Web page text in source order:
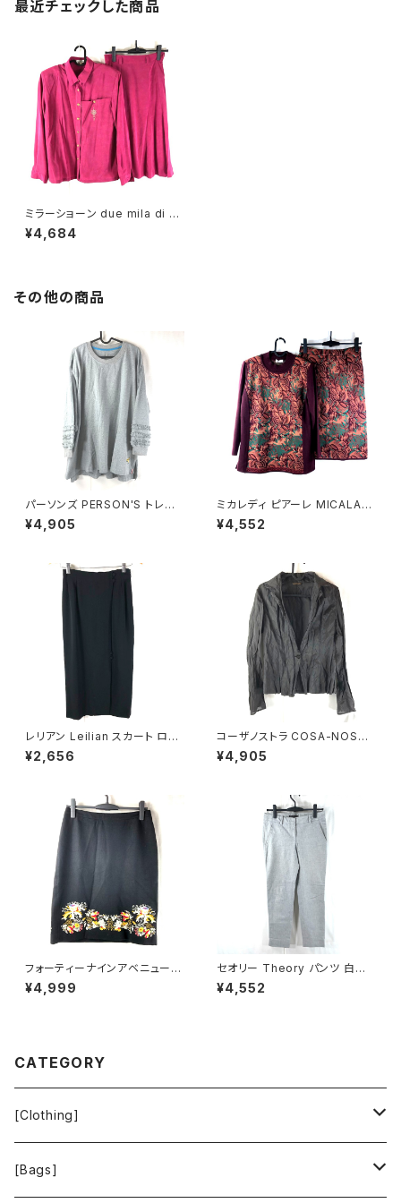
最近チェックした商品
ミラーショーン due mila di mi
la schon セットアップ ロングス
カート 金ボタン ワンポイント 赤
¥4,684
その他の商品
パーソンズ PERSON'S トレー
ナー 綿100％ ロゴ刺繡 袖フリ
ル スリット グレー LLサイズ 92
¥4,905
ミカレディ ピアーレ MICALAD
Y piare セットアップ ニット 花
柄 肩パッド ボルドー系 Mサイズ
¥4,552
レリアン Leilian スカート ロン
グ スリット 裏地付き 日本製 サ
イドファスナー 黒 9サイズ 929
¥2,656
コーザノストラ COSA-NOSTR
A カットソー 長袖 シースルー
絹 スリット袖 濃ブラウン系 40
¥4,905
フォーティーナインアベニュージ
ュンコシマダ 49AV.junko shi
mada スカート 花柄刺繍 裏地
¥4,999
セオリー Theory パンツ 白黒
鹿の子生地 7号 900582
¥4,552
CATEGORY
[Clothing]
Krochet Kids International
[Bags]